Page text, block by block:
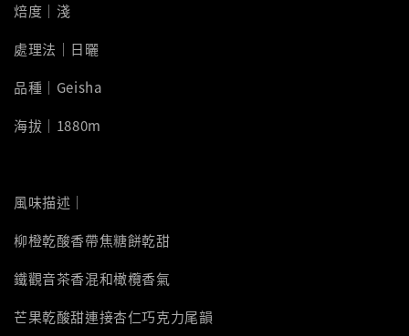
焙度｜淺
處理法｜日曬
品種｜Geisha
海拔｜1880m
風味描述｜
柳橙乾酸香帶焦糖餅乾甜
鐵觀音茶香混和橄欖香氣
芒果乾酸甜連接杏仁巧克力尾韻